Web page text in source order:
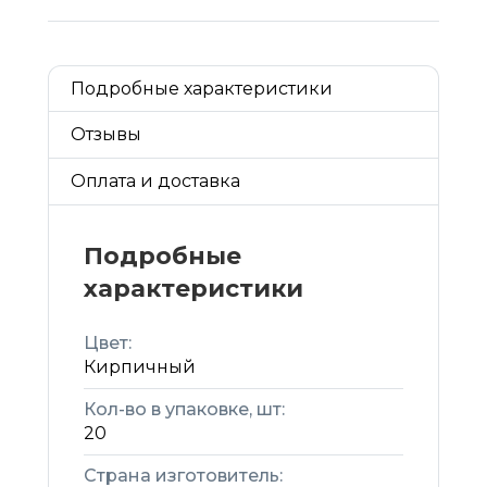
Подробные характеристики
Отзывы
Оплата и доставка
Подробные
характеристики
Цвет:
Кирпичный
Кол-во в упаковке, шт:
20
Страна изготовитель: